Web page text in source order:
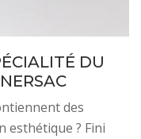
DU
des
esthétique ? Fini